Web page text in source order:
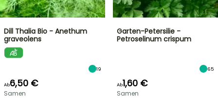
Dill Thalia Bio - Anethum
graveolens
19
Ab6,50 €
Samen
Garten-Petersilie -
Petroselinum crispum
65
Ab1,60 €
Samen